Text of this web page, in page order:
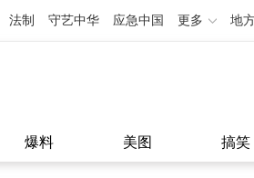
法制 守艺中华 应急中国 更多 地
爆料 美图 搞笑